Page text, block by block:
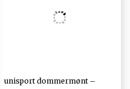
unisport dommermønt –